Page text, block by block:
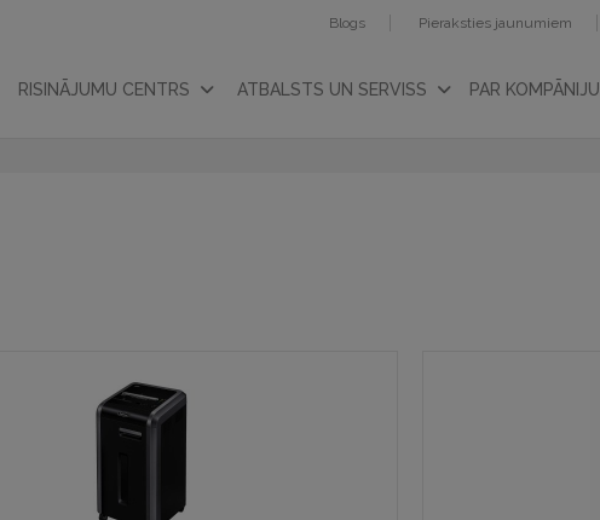
Blogs Pieraksties jaunumiem
RISINĀJUMU CENTRS ATBALSTS UN SERVISS PAR KOMPĀNIJU